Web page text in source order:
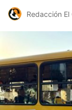
Redacción